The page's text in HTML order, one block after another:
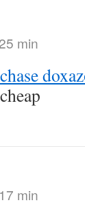
min
min